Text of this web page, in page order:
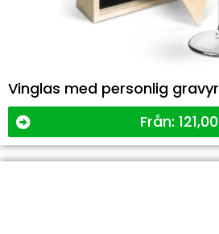
Vinglas med personlig gravyr
Från: 121,00